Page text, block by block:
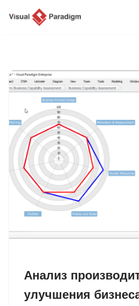
Анализ
улучшения